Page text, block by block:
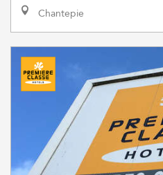
Chantepie